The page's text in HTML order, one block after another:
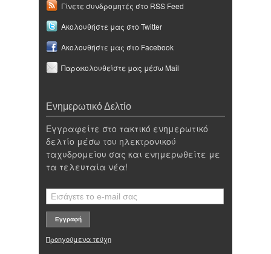
Γίνετε συνδρομητές στο RSS Feed
Ακολουθήστε μας στο Twitter
Ακολουθήστε μας στο Facebook
Παρακολουθείστε μας μέσω Mail
Ενημερωτικό Δελτίο
Εγγραφείτε στο τακτικό ενημερωτικό
δελτίο μέσω του ηλεκτρονικού
ταχυδρομείου σας και ενημερωθείτε με
τα τελευταία νέα!
Προηγούμενα τεύχη